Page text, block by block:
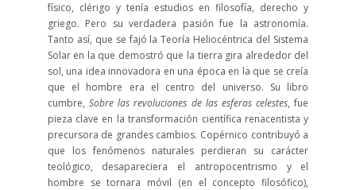
físico, clérigo y tenía estudios en filosofía, derecho y
griego. Pero su verdadera pasión fue la astronomía.
Tanto así, que se fajó la Teoría Heliocéntrica del Sistema
Solar en la que demostró que la tierra gira alrededor del
sol, una idea innovadora en una época en la que se creía
que el hombre era el centro del universo. Su libro
cumbre, Sobre las revoluciones de las esferas celestes, fue
pieza clave en la transformación científica renacentista y
precursora de grandes cambios. Copérnico contribuyó a
que los fenómenos naturales perdieran su carácter
teológico, desapareciera el antropocentrismo y el
hombre se tornara móvil (en el concepto filosófico),